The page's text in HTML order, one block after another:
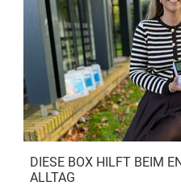
DIESE BOX HILFT BEIM
ALLTAG